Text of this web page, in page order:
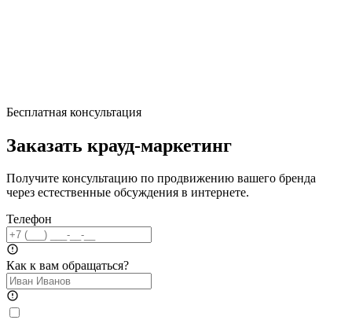
Бесплатная консультация
Заказать крауд-маркетинг
Получите консультацию по продвижению вашего бренда
через естественные обсуждения в интернете.
Телефон
Как к вам обращаться?